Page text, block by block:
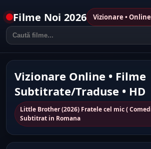
Filme Noi 2026 Vizionare • Online
Vizionare Online • Filme
Subtitrate/Traduse • HD
Little Brother (2026) Fratele cel mic (
Subtitrat in Romana